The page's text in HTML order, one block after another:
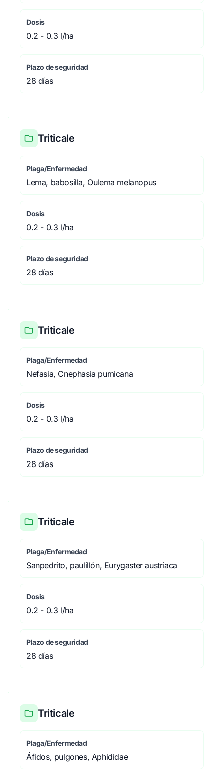
Dosis
0.2 - 0.3 l/ha
Plazo de seguridad
28 días
Triticale
Plaga/Enfermedad
Lema, babosilla, Oulema melanopus
Dosis
0.2 - 0.3 l/ha
Plazo de seguridad
28 días
Triticale
Plaga/Enfermedad
Nefasia, Cnephasia pumicana
Dosis
0.2 - 0.3 l/ha
Plazo de seguridad
28 días
Triticale
Plaga/Enfermedad
Sanpedrito, paulillón, Eurygaster austriaca
Dosis
0.2 - 0.3 l/ha
Plazo de seguridad
28 días
Triticale
Plaga/Enfermedad
Áfidos, pulgones, Aphididae